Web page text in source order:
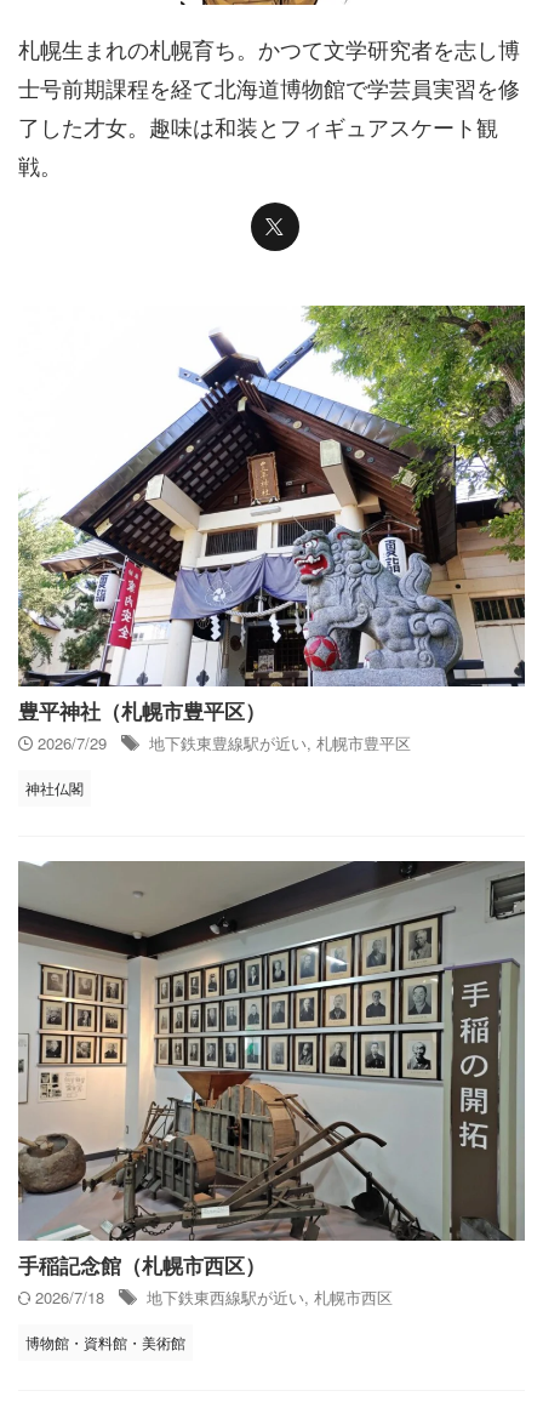
札幌生まれの札幌育ち。かつて文学研究者を志し博
士号前期課程を経て北海道博物館で学芸員実習を修
了した才女。趣味は和装とフィギュアスケート観
戦。
豊平神社（札幌市豊平区）
2026/7/29
地下鉄東豊線駅が近い, 札幌市豊平区
神社仏閣
手稲記念館（札幌市西区）
2026/7/18
地下鉄東西線駅が近い, 札幌市西区
博物館・資料館・美術館